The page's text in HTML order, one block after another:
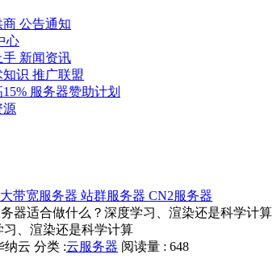
商 公告通知
心
手 新闻资讯
知识 推广联盟
服务器赞助计划
源
大带宽服务器 站群服务器 CN2服务器
器适合做什么？深度学习、渲染还是科学计算
、渲染还是科学计算
纳云 分类 :云服务器 阅读量 : 648